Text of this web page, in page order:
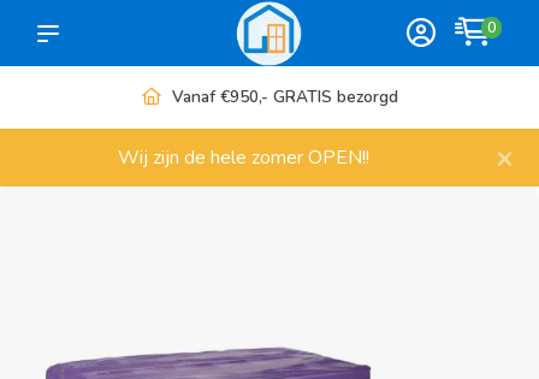
0
Meer dan 1000 artikelen
Wij zijn de hele zomer OPEN!! ×